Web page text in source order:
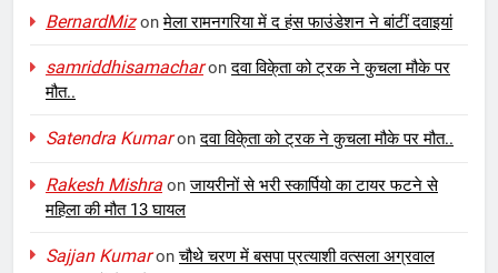
BernardMizonमेला रामनगरिया में द हंस फाउंडेशन ने बांटीं दवाइयां
samriddhisamacharonदवा विके्ता को ट्रक ने कुचला मौके पर
मौत..
Satendra Kumaronदवा विके्ता को ट्रक ने कुचला मौके पर मौत..
Rakesh Mishra onजायरीनों से भरी स्कार्पियो का टायर फटने से
महिला की मौत 13 घायल
Sajjan Kumaronचौथे चरण में बसपा प्रत्याशी वत्सला अग्रवाल